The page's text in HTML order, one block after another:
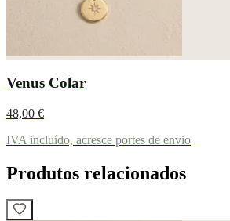
Venus Colar
48,00 €
IVA incluído, acresce portes de envio
Produtos relacionados